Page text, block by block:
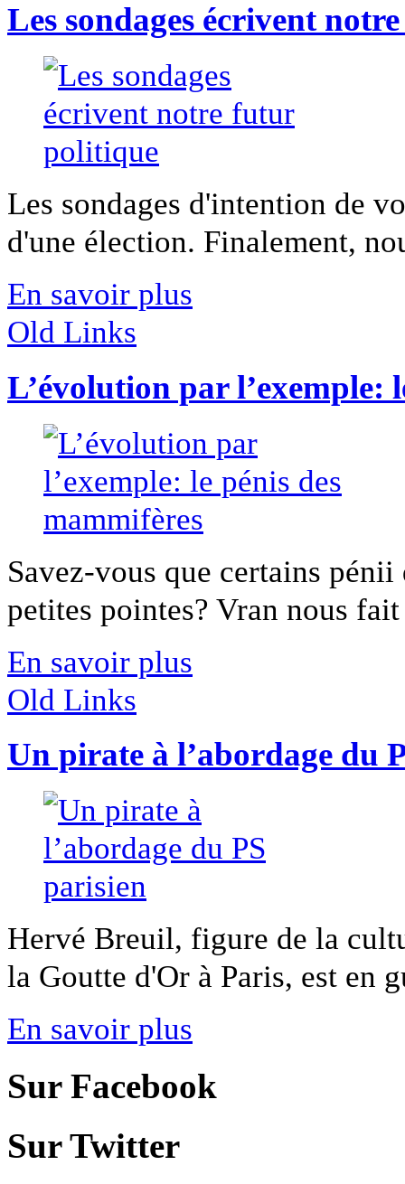
Les sondages écrivent
Les sondages d'intention de
d'une élection. Finalement,
En savoir plus
Old Links
L’évolution par l’exemple:
Savez-vous que certains
petites pointes? Vran nous
En savoir plus
Old Links
Un pirate à l’abordage du
Hervé Breuil, figure de la
la Goutte d'Or à Paris, est en
En savoir plus
Sur Facebook
Sur Twitter